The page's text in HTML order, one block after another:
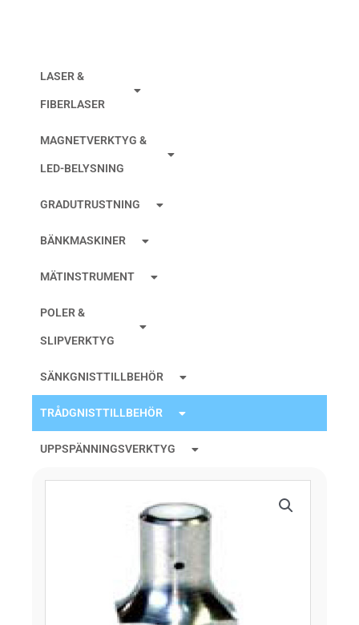
LASER &
FIBERLASER
MAGNETVERKTYG &
LED-BELYSNING
GRADUTRUSTNING
BÄNKMASKINER
MÄTINSTRUMENT
POLER &
SLIPVERKTYG
SÄNKGNISTTILLBEHÖR
TRÅDGNISTTILLBEHÖR
UPPSPÄNNINGSVERKTYG